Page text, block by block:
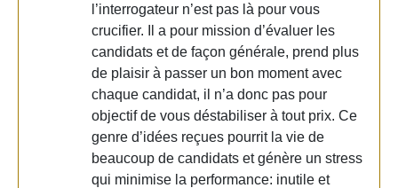
l’interrogateur n’est pas là pour vous
crucifier. Il a pour mission d’évaluer les
candidats et de façon générale, prend plus
de plaisir à passer un bon moment avec
chaque candidat, il n’a donc pas pour
objectif de vous déstabiliser à tout prix. Ce
genre d’idées reçues pourrit la vie de
beaucoup de candidats et génère un stress
qui minimise la performance: inutile et